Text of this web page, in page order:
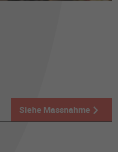
Siehe Massnahme